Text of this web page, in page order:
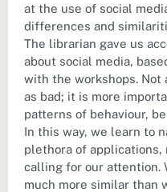
at the use of social
differences and
The librarian gave us
about social media,
with the workshops. Not
as bad; it is more
patterns of behaviour,
In this way, we learn to
plethora of applications,
calling for our attention.
much more similar than